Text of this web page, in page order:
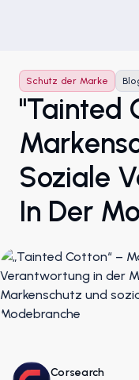
Schutz der Marke
"Tainted
Soziale
In Der
Corsearch